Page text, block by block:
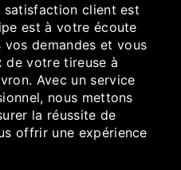
satisfaction client est
est à votre écoute
demandes et vous
de votre tireuse à
Avec un service
nous mettons
la réussite de
offrir une expérience